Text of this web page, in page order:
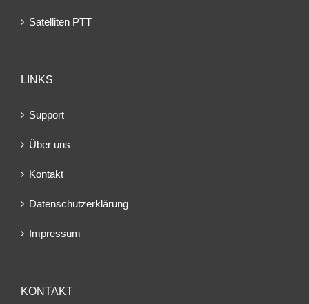
Satelliten PTT
LINKS
Support
Über uns
Kontakt
Datenschutzerklärung
Impressum
KONTAKT